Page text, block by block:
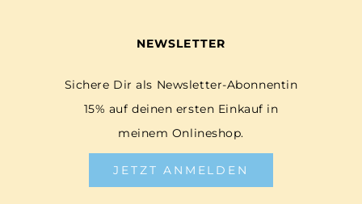
NEWSLETTER
Sichere Dir als Newsletter-Abonnentin
15% auf deinen ersten Einkauf in
meinem Onlineshop.
JETZT ANMELDEN